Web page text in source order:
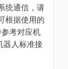
统通信，请
根据使用的
考对应机
器人标准接